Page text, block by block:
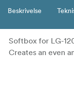
Beskrivelse
Softbox for LG-
Creates an even